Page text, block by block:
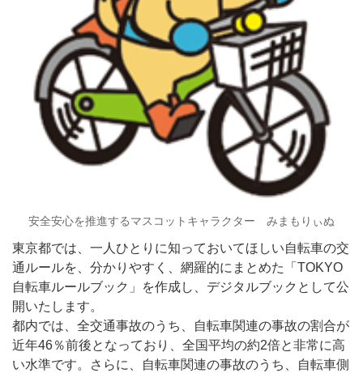
安全安心を推進するマスコットキャラクター みまもりぃぬ
東京都では、一人ひとりに知っておいてほしい自転車の交
通ルールを、分かりやすく、網羅的にまとめた「TOKYO
自転車ルールブック」を作成し、デジタルブックとして公
開いたします。
都内では、全交通事故のうち、自転車関連の事故の割合が
近年46％前後となっており、全国平均の約2倍と非常に高
い水準です。さらに、自転車関連の事故のうち、自転車側